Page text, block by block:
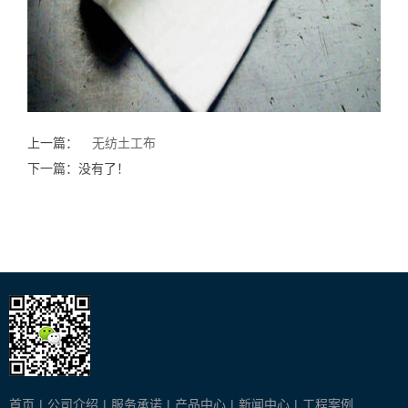
上一篇：
无纺土工布
下一篇：没有了！
首页 | 公司介绍 | 服务承诺 | 产品中心 | 新闻中心 | 工程案例